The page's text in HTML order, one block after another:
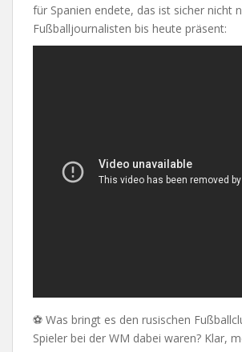
für Spanien endete, das ist sicher nicht
Fußballjournalisten bis heute präsent:
⚽ Was bringt es den rusischen
Spieler bei der WM dabei waren? Klar,